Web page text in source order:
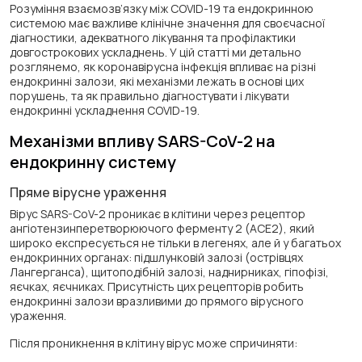
Розуміння взаємозв’язку між COVID-19 та ендокринною
системою має важливе клінічне значення для своєчасної
діагностики, адекватного лікування та профілактики
довгострокових ускладнень. У цій статті ми детально
розглянемо, як коронавірусна інфекція впливає на різні
ендокринні залози, які механізми лежать в основі цих
порушень, та як правильно діагностувати і лікувати
ендокринні ускладнення COVID-19.
Механізми впливу SARS-CoV-2 на
ендокринну систему
Пряме вірусне ураження
Вірус SARS-CoV-2 проникає в клітини через рецептор
ангіотензинперетворюючого ферменту 2 (ACE2), який
широко експресується не тільки в легенях, але й у багатьох
ендокринних органах: підшлунковій залозі (острівцях
Лангерганса), щитоподібній залозі, наднирниках, гіпофізі,
яєчках, яєчниках. Присутність цих рецепторів робить
ендокринні залози вразливими до прямого вірусного
ураження.
Після проникнення в клітину вірус може спричиняти: